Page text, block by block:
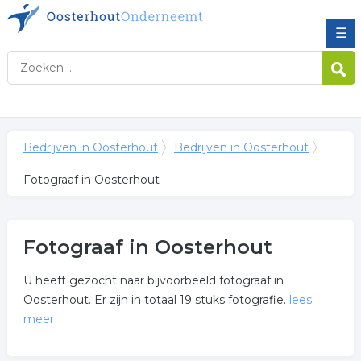
☰
Bedrijven in Oosterhout Bedrijven in Oosterhout
Fotograaf in Oosterhout
Fotograaf in Oosterhout
U heeft gezocht naar bijvoorbeeld fotograaf in
Oosterhout. Er zijn in totaal 19 stuks fotografie. lees
meer